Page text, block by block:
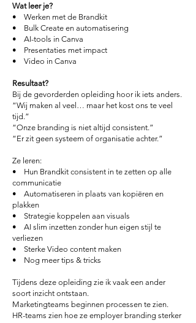
Wat leer je?
• Werken met de Brandkit
• Bulk Create en automatisering
• AI-tools in Canva
• Presentaties met impact
• Video in Canva
Resultaat?
Bij de gevorderden opleiding hoor ik iets anders.
“Wij maken al veel… maar het kost ons te veel
tijd.”
“Onze branding is niet altijd consistent.”
“Er zit geen systeem of organisatie achter.”
Ze leren:
• Hun Brandkit consistent in te zetten op alle
communicatie
• Automatiseren in plaats van kopiëren en
plakken
• Strategie koppelen aan visuals
• AI slim inzetten zonder hun eigen stijl te
verliezen
• Sterke Video content maken
• Nog meer tips & tricks
Tijdens deze opleiding zie ik vaak een ander
soort inzicht ontstaan.
Marketingteams beginnen processen te zien.
HR-teams zien hoe ze employer branding sterker